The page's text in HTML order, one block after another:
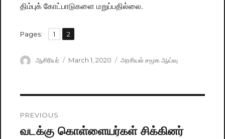
திம்புக் கோட்பாடுகளை மறுப்பதில்லை.
Pages: Page
1 ,
Page
2
Author
ஆசிரியர்
Posted
March 1, 2020 Categories
அரசியல் சமூக ஆய்வு
navigation
PREVIOUS
Previous
வடக்கு கொள்ளையர்கள் சிக்கினர்